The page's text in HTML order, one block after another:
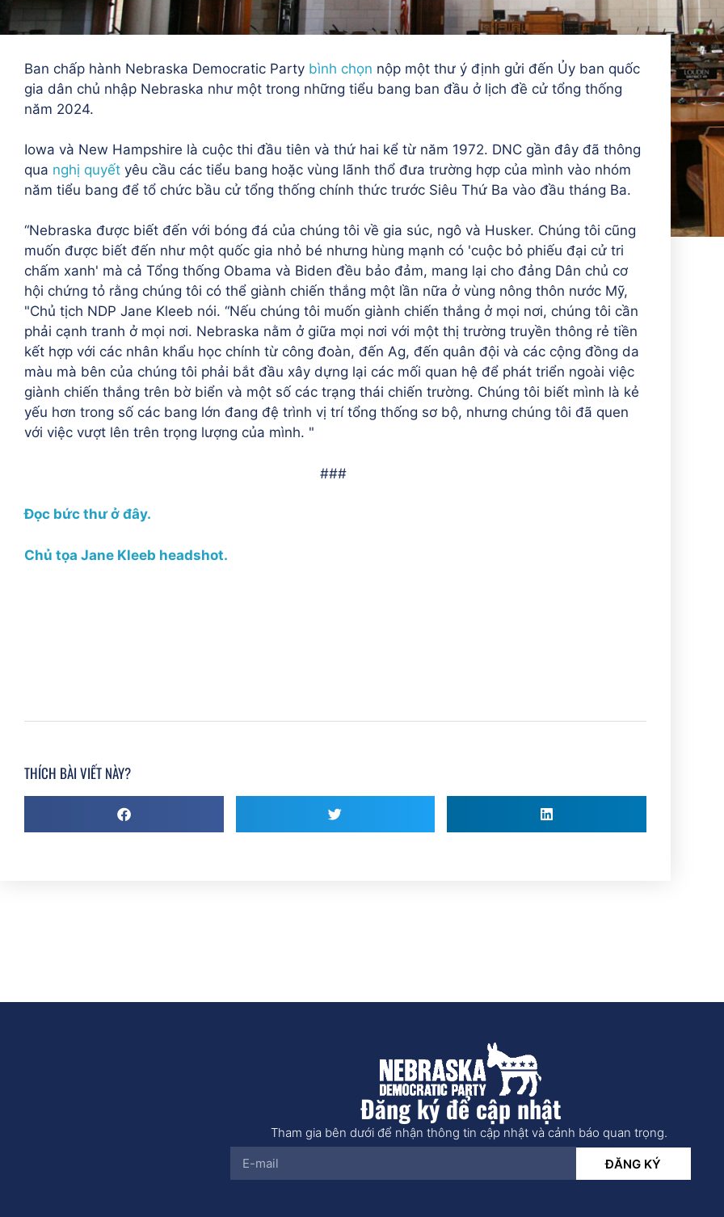
Ban chấp hành Nebraska Democratic Party bình chọn nộp một thư ý định gửi đến Ủy ban quốc
gia dân chủ nhập Nebraska như một trong những tiểu bang ban đầu ở lịch đề cử tổng thống
năm 2024.
Iowa và New Hampshire là cuộc thi đầu tiên và thứ hai kể từ năm 1972. DNC gần đây đã thông
qua nghị quyết yêu cầu các tiểu bang hoặc vùng lãnh thổ đưa trường hợp của mình vào nhóm
năm tiểu bang để tổ chức bầu cử tổng thống chính thức trước Siêu Thứ Ba vào đầu tháng Ba.
“Nebraska được biết đến với bóng đá của chúng tôi về gia súc, ngô và Husker. Chúng tôi cũng
muốn được biết đến như một quốc gia nhỏ bé nhưng hùng mạnh có 'cuộc bỏ phiếu đại cử tri
chấm xanh' mà cả Tổng thống Obama và Biden đều bảo đảm, mang lại cho đảng Dân chủ cơ
hội chứng tỏ rằng chúng tôi có thể giành chiến thắng một lần nữa ở vùng nông thôn nước Mỹ,
"Chủ tịch NDP Jane Kleeb nói. “Nếu chúng tôi muốn giành chiến thắng ở mọi nơi, chúng tôi cần
phải cạnh tranh ở mọi nơi. Nebraska nằm ở giữa mọi nơi với một thị trường truyền thông rẻ tiền
kết hợp với các nhân khẩu học chính từ công đoàn, đến Ag, đến quân đội và các cộng đồng da
màu mà bên của chúng tôi phải bắt đầu xây dựng lại các mối quan hệ để phát triển ngoài việc
giành chiến thắng trên bờ biển và một số các trạng thái chiến trường. Chúng tôi biết mình là kẻ
yếu hơn trong số các bang lớn đang đệ trình vị trí tổng thống sơ bộ, nhưng chúng tôi đã quen
với việc vượt lên trên trọng lượng của mình. "
###
Đọc bức thư ở đây.
Chủ tọa Jane Kleeb headshot.
THÍCH BÀI VIẾT NÀY?
Đăng ký để cập nhật
Tham gia bên dưới để nhận thông tin cập nhật và cảnh báo quan trọng.
ĐĂNG KÝ